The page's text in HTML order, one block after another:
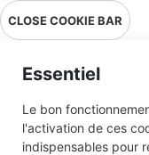
CLOSE COOKIE BAR
Essentiel
Le bon
l'activation de ces
indispensables pour